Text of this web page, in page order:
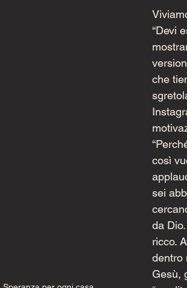
“Devi
che
così
sei
da
ricco.
dentro
Gesù,